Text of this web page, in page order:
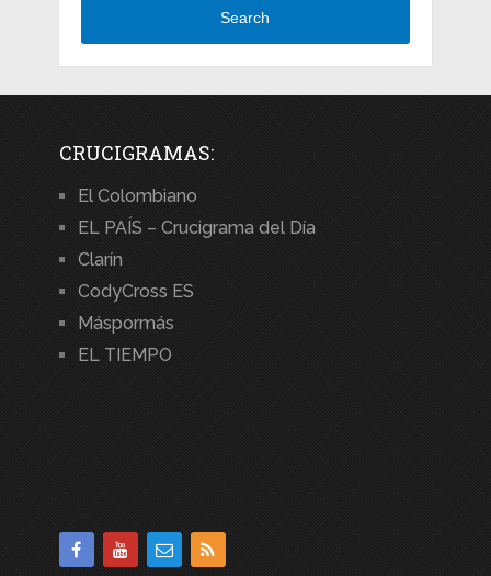
Search
CRUCIGRAMAS:
El Colombiano
EL PAÍS – Crucigrama del Día
Clarín
CodyCross ES
Máspormás
EL TIEMPO